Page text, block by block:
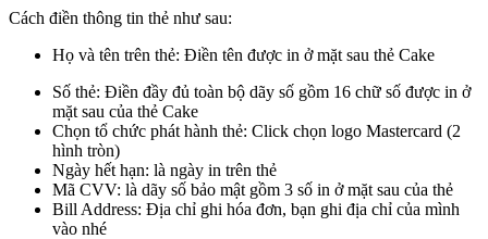
Cách điền thông tin thẻ như sau:
Họ và tên trên thẻ: Điền tên được in ở mặt sau thẻ Cake
Số thẻ: Điền đầy đủ toàn bộ dãy số gồm 16 chữ số được in ở
mặt sau của thẻ Cake
Chọn tổ chức phát hành thẻ: Click chọn logo Mastercard (2
hình tròn)
Ngày hết hạn: là ngày in trên thẻ
Mã CVV: là dãy số bảo mật gồm 3 số in ở mặt sau của thẻ
Bill Address: Địa chỉ ghi hóa đơn, bạn ghi địa chỉ của mình
vào nhé